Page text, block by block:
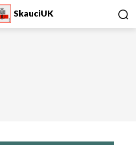
SkauciUK